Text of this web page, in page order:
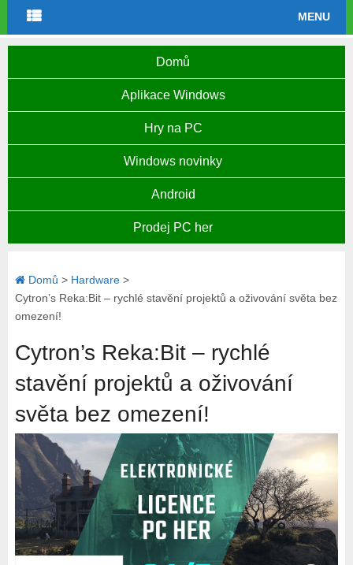
MENU
Domů
Aplikace Windows
Hry na PC
Windows novinky
Android
Prodej PC her
Domů > Hardware>
Cytron’s Reka:Bit – rychlé stavění projektů a oživování světa bez
omezení!
Cytron’s Reka:Bit – rychlé
stavění projektů a oživování
světa bez omezení!